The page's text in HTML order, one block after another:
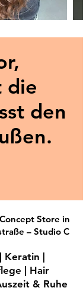
die
den
Store in
– Studio C
|
| Hair
& Ruhe